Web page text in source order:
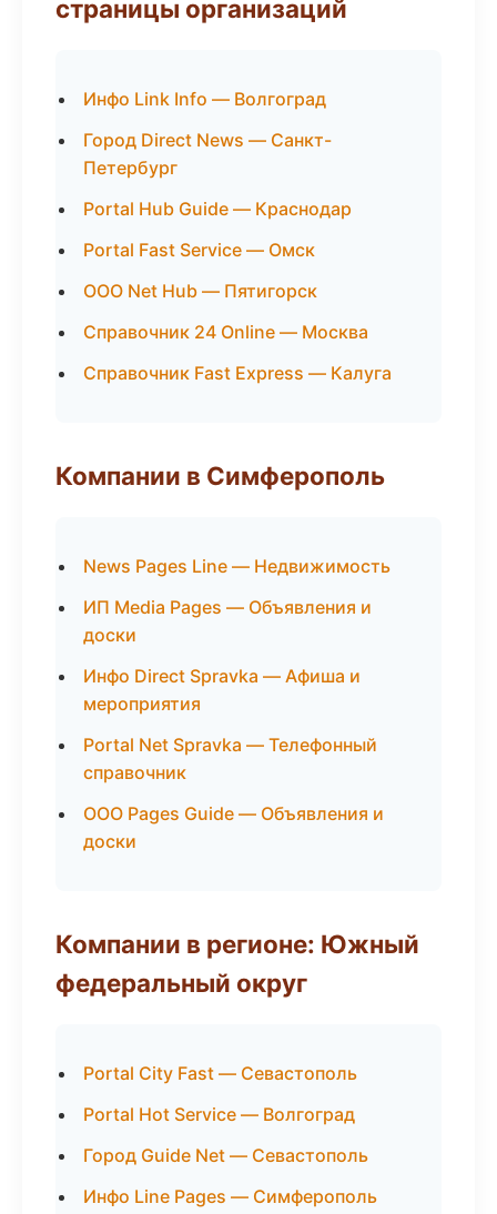
страницы организаций
Инфо Link Info — Волгоград
Город Direct News — Санкт-
Петербург
Portal Hub Guide — Краснодар
Portal Fast Service — Омск
ООО Net Hub — Пятигорск
Справочник 24 Online — Москва
Справочник Fast Express — Калуга
Компании в Симферополь
News Pages Line — Недвижимость
ИП Media Pages — Объявления и
доски
Инфо Direct Spravka — Афиша и
мероприятия
Portal Net Spravka — Телефонный
справочник
ООО Pages Guide — Объявления и
доски
Компании в регионе: Южный
федеральный округ
Portal City Fast — Севастополь
Portal Hot Service — Волгоград
Город Guide Net — Севастополь
Инфо Line Pages — Симферополь